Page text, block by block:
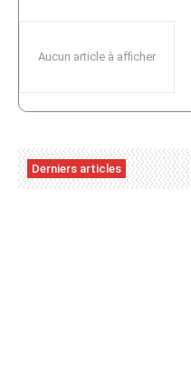
Aucun article à afficher
Derniers articles